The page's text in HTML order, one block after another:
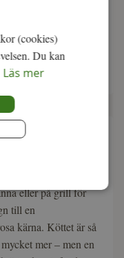
eller på grill för
till en
kärna. Köttet är så
mer – men en
(cookies)
Du kan
Läs mer